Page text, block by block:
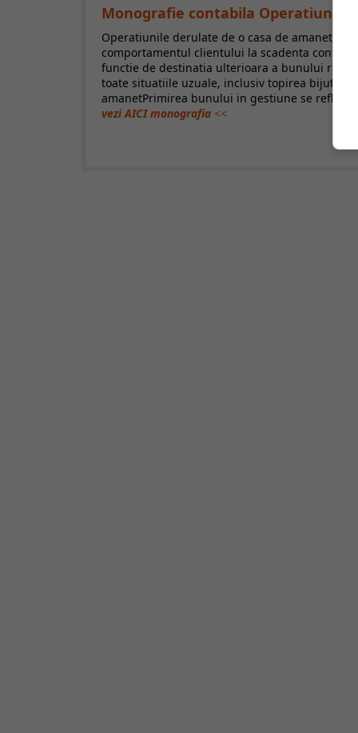
Monografie contabila Operatiuni
Operatiunile derulate de o casa de amanet
comportamentul clientului la scadenta
functie de destinatia ulterioara a bunului
toate situatiile uzuale, inclusiv topirea
amanetPrimirea bunului in gestiune se reflecta
vezi AICI monografia <<